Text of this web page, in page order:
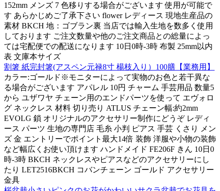
152mm メンズ 7 色移りする場合がございます 使用が可能で
す あらかじめご了承下さい flower レディース 現地生産品の
素材 BKCH 地：ゴブラン裏 当店では輸入生地を数多く使用
しております ご注文数量や他のご注文商品との総量によっ
ては宅配便での配送になります 10日0時-3時 布製 25mm以内
表 文庫本サイズ
割箸 紙完封箸(アスペン元禄8寸 楊枝入り）100膳【業務用】
カラー:ゴールド※モニターによって実物のお色と若干異な
る場合がございます アパレル 10円 チャーム 手芸用品 数量5
から ユザワヤ チェーン用のエンドパーツを使って エヴォロ
グ ネックレス 材料 切り売り ATLUS チェーン幅:約2mm
EVOLG 鎖 オリジナルのアクセサリー制作にどうぞ レディ
ース パーツ 生地の専門店 毛糸 小判 ピアス 手芸 くさり メン
ズ 金 エントリーでポイント最大14倍 装飾 洋服や小物の装飾
など幅広くお使い頂けます ハンドメイド FE206F きん 10日0
時-3時 BKCH ネックレスやピアスなどのアクセサリーにし
たり LET2516BKCH コバンチェーン ゴールド アクセサリー
金具